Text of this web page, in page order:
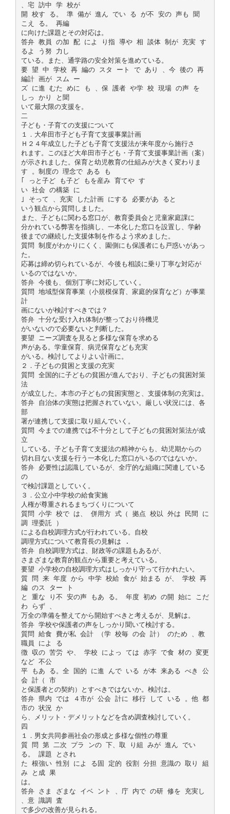
、宅 訪中 学 校が
開 校す る。 準 備が 進ん でい る が不 安の 声も 聞
こえ る。 再編
に向けた課題とその対応は。
答弁 教員 の加 配 によ り指 導や 相 談体 制が 充実 す
るよ う努 力し
ている。また、通学路の安全対策を進めている。
要 望 中 学校 再 編の スタ ート で あり 、今 後の 再
編計 画が スム ー
ズ に進 むた めに も 、保 護者 や学 校 現場 の声 を
しっ かり と聞
いて最大限の支援を。
二
子ども・子育ての支援について
１．大牟田市子ども子育て支援事業計画
Ｈ２４年成立した子ども子育て支援法が来年度から施行さ
れます。このほど大牟田市子ども・子育て支援事業計画（案）
が示されました。保育と幼児教育の仕組みが大きく変わりま
す 。制度の 理念で ある も
｢ っと子ど も子ど もを産み 育てや す
い 社会 の構築 に
｣ そって 、充実 した計画 にする 必要があ ると
いう観点から質問しました。
また、子どもに関わる窓口が、教育委員会と児童家庭課に
分かれている弊害を指摘し、一本化した窓口を設置し、学齢
後までの継続した支援体制を作るよう求めました。
質問 制度がわかりにくく、園側にも保護者にも戸惑いがあっ
た。
応募は締め切られているが、今後も相談に乗り丁寧な対応が
いるのではないか。
答弁 今後も、個別丁寧に対応していく。
質問 地域型保育事業（小規模保育、家庭的保育など）が事業
計
画にないが検討すべきでは？
答弁 十分な受け入れ体制が整っており待機児
がいないので必要ないと判断した。
要望 ニーズ調査を見ると多様な保育を求める
声がある。学童保育、病児保育なども充実
がいる。検討してよりよい計画に。
２．子どもの貧困と支援の充実
質問 全国的に子どもの貧困が進んでおり、子どもの貧困対策
法
が成立した。本市の子どもの貧困実態と、支援体制の充実は。
答弁 自治体の実態は把握されていない。厳しい状況には、各
部
署が連携して支援に取り組んでいく。
質問 今までの連携では不十分として子どもの貧困対策法が成
立
している。子ども子育て支援法の精神からも、幼児期からの
切れ目ない支援を行う一本化した窓口がいるのではないか。
答弁 必要性は認識しているが、全庁的な組織に関連している
の
で検討課題としていく。
３．公立小中学校の給食実施
人権が尊重されるまちづくりについて
質問 小学 校で は、 併用方 式（ 拠点 校以 外は 民間 に
調 理委託 ）
による自校調理方式が行われている。自校
調理方式について教育長の見解は .
答弁 自校調理方式は、財政等の課題もあるが、
さまざまな教育的観点から重要と考えている。
要望 小学校の自校調理方式はしっかり守って行かれたい。
質 問 来 年度 から 中学 校給 食が 始まる が、 学校 再
編 のス ター ト
と 重な り不 安の声 もあ る。 年度 初め の開 始に こだ
わ らず 、
万全の準備を整えてから開始すべきと考えるが、見解は。
答弁 学校や保護者の声をしっかり聞いて検討する。
質問 給食 費が私 会計 （学 校毎 の会 計） のため 、教
職員 によ る
徴 収の 苦労 や、 学校 によっ ては 赤字 で食 材の 変更
など 不公
平 もあ る。全 国的 に進 んで いる が本 来ある べき 公
会 計（ 市
と保護者との契約）とすべきではないか。検討は。
答弁 県内 では ４市が 公会 計に 移行 して いる 。他 都
市の 状況 か
ら、メリット・デメリットなどを含め調査検討していく。
四
１．男女共同参画社会の形成と多様な個性の尊重
質 問 第 二次 プラ ンの 下、取 り組 みが 進ん でい
る。 課題 とされ
た 根強い 性別 によ る固 定的 役割 分担 意識の 取り 組
み と成 果
は。
答弁 さま ざまな イベ ント 、庁 内で の研 修を 充実し
、意 識調 査
で多少の改善が見られる。